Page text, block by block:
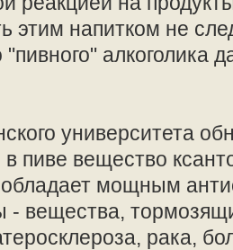
этим напитком не
"пивного" алкоголика
университета
пиве вещество
мощным
- вещества,
рака,